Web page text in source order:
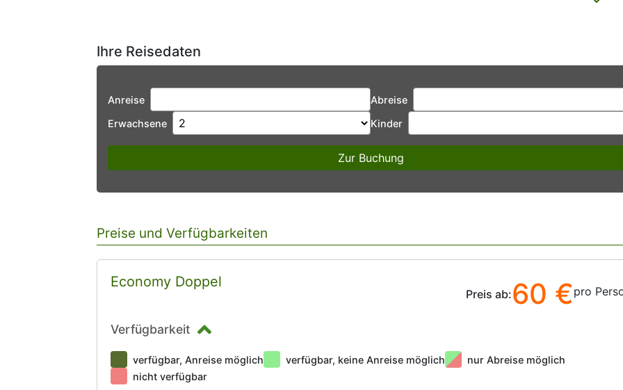
Ihre Reisedaten
Anreise
Abreise
Erwachsene
Kinder
Zur Buchung
Preise und Verfügbarkeiten
Economy Doppel
Preis ab:60 €pro
Verfügbarkeit
verfügbar, Anreise möglich verfügbar, keine Anreise möglich
nur Abreise möglich
nicht verfügbar